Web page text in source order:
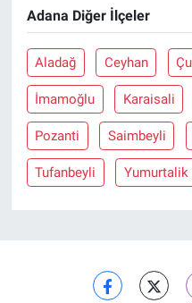
Adana Diğer İlçeler
Aladağ Ceyhan
İmamoğlu Karaisali
Pozanti Saimbeyli
Tufanbeyli Yumurtalik